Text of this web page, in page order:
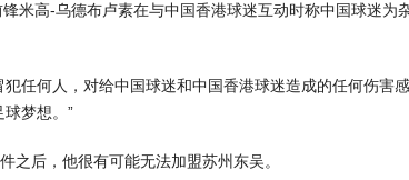
米高-乌德布卢素在与中国香港球迷互动时称中国球迷
任何人，对给中国球迷和中国香港球迷造成的任何伤害
梦想。”
之后，他很有可能无法加盟苏州东吴。